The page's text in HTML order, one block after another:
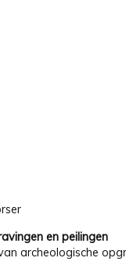
en peilingen
archeologische